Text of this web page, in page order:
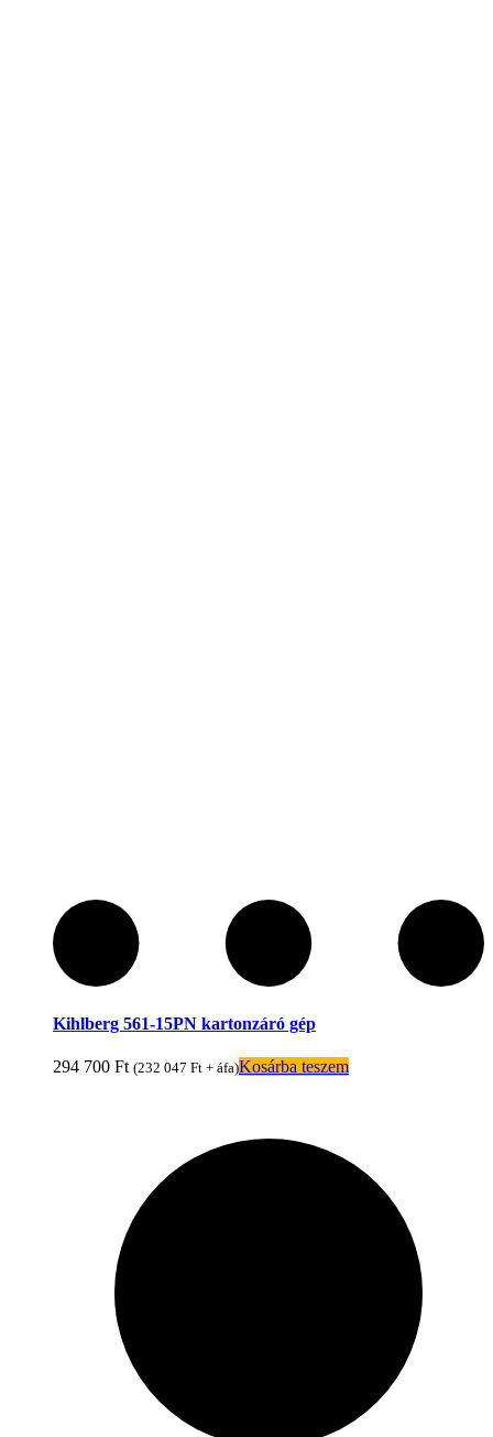
Kihlberg 561-15PN kartonzáró gép
294 700 Ft (232 047 Ft + áfa)Kosárba teszem